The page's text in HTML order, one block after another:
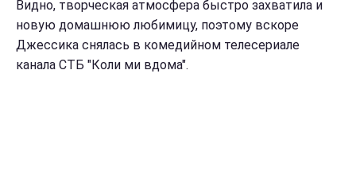
Видно, творческая атмосфера быстро захватила и
новую домашнюю любимицу, поэтому вскоре
Джессика снялась в комедийном телесериале
канала СТБ "Коли ми вдома".